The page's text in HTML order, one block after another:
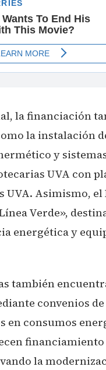
la financiación
la instalación
y
UVA con
UVA. Asimismo,
Verde»,
energética y
también
convenios
consumos
financiamiento
la